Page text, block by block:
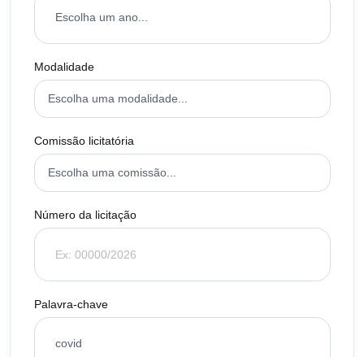
Modalidade
Comissão licitatória
Número da licitação
Palavra-chave